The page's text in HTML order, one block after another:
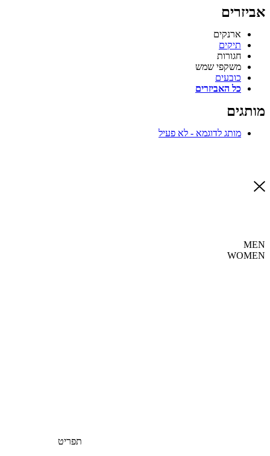
אביזרים
ארנקים
תיקים
חגורות
משקפי שמש
כובעים
כל האביזרים
מותגים
מותג לדוגמא - לא פעיל
MEN
WOMEN
תפריט